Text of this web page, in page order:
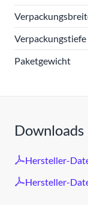
Verpackungstiefe
Paketgewicht
Downloads
Hersteller-
Hersteller-